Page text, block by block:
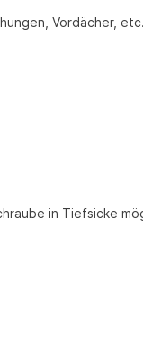
Vordächer,
in Tiefsicke